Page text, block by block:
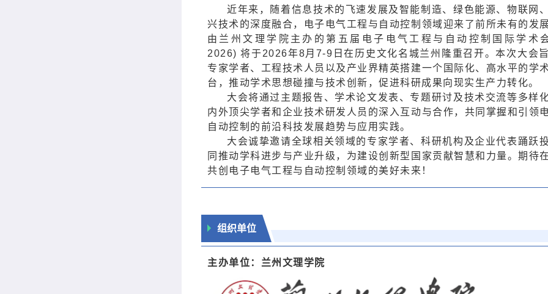
近年来，随着信息技术的飞速发展及智能制造、绿色能源、物联网
兴技术的深度融合，电子电气工程与自动控制领域迎来了前所未有的发
由兰州文理学院主办的第五届电子电气工程与自动控制国际学术
2026) 将于2026年8月7-9日在历史文化名城兰州隆重召开。本次大会
专家学者、工程技术人员以及产业界精英搭建一个国际化、高水平的学
台，推动学术思想碰撞与技术创新，促进科研成果向现实生产力转化。
大会将通过主题报告、学术论文发表、专题研讨及技术交流等多样
内外顶尖学者和企业技术研发人员的深入互动与合作，共同掌握和引领
自动控制的前沿科技发展趋势与应用实践。
大会诚挚邀请全球相关领域的专家学者、科研机构及企业代表踊跃
同推动学科进步与产业升级，为建设创新型国家贡献智慧和力量。期待
共创电子电气工程与自动控制领域的美好未来！
组织单位
主办单位：兰州文理学院